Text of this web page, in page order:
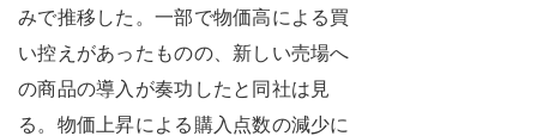
みで推移した。一部で物価高による買
い控えがあったものの、新しい売場へ
の商品の導入が奏功したと同社は見
る。物価上昇による購入点数の減少に